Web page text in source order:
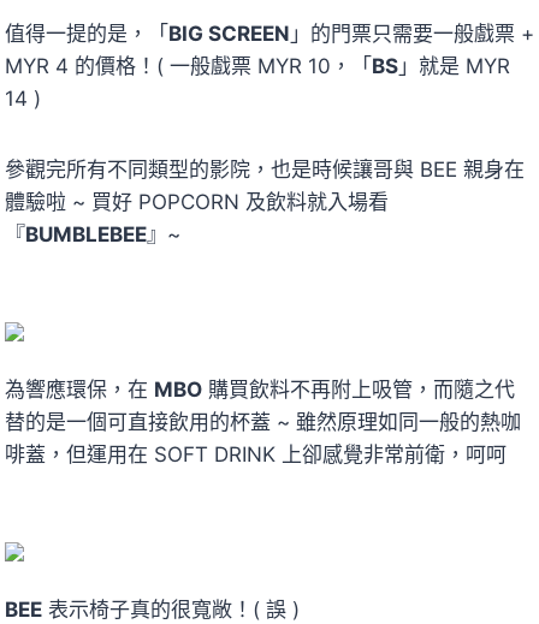
值得一提的是，「BIG SCREEN 」的門票只需要一般戲票 +
MYR 4 的價格！( 一般戲票 MYR 10，「BS 」就是 MYR
14 )
參觀完所有不同類型的影院，也是時候讓哥與 BEE 親身在
體驗啦 ~ 買好 POPCORN 及飲料就入場看
『BUMBLEBEE 』~
為響應環保，在 MBO 購買飲料不再附上吸管，而隨之代
替的是一個可直接飲用的杯蓋 ~ 雖然原理如同一般的熱咖
啡蓋，但運用在 SOFT DRINK 上卻感覺非常前衛，呵呵
BEE 表示椅子真的很寬敞！( 誤 )